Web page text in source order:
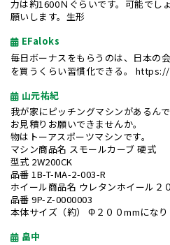
力は約1600Ｎぐらいです。可能で
願いします。生形
EFaloks
毎日ボーナスをもらうのは、日本の
を買うくらい習慣化できる。
山元祐紀
我が家にピッチングマシンがあるん
お見積りお願いできませんか。
物はトーアスポーツマシンです。
マシン商品名 スモールカーブ 硬式
型式 2W200CK
品番 1B-T-MA-2-003-R
ホイール商品名 ウレタンホイール２
品番 9P-Z-0000003
本体サイズ（約） Φ２００mmになり
畠中